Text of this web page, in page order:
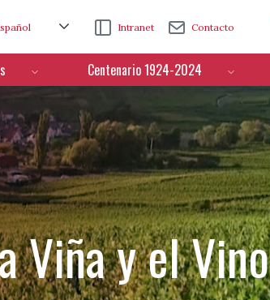
Intranet Contacto
Centenario 1924-2024
Viña y el Vino